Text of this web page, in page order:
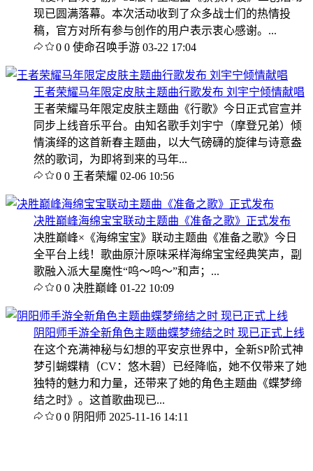
现已圆满落幕。本次活动收到了众多战士们的热情投
稿，官方对所有参与创作的用户表示衷心感谢。...
0 0 使命召唤手游 03-22 17:04
王者荣耀马年限定皮肤主题曲行歌发布 刘宇宁倾情献唱
王者荣耀马年限定皮肤主题曲《行歌》今日正式官宣并
同步上线音乐平台。由知名歌手刘宇宁（摩登兄弟）倾
情演绎的这首新春主题曲，以大气磅礴的旋律与诗意盎
然的歌词，为即将到来的马年...
0 0 王者荣耀 02-06 10:56
决胜巅峰海绵宝宝联动主题曲《准备之歌》正式发布
决胜巅峰×《海绵宝宝》联动主题曲《准备之歌》今日
全平台上线！歌曲原汁原味采样海绵宝宝经典笑声，副
歌融入派大星魔性“呜～呜～”和声；...
0 0 决胜巅峰 01-22 10:09
阴阳师手游全新角色主题曲蝶梦缔结之时 现已正式上线
在这个充满神秘与幻想的平安京世界中，全新SP阶式神
梦引蝴蝶精（CV：悠木碧）已经降临，她不仅带来了她
独特的魅力和力量，还带来了她的角色主题曲《蝶梦缔
结之时》。这首歌曲现已...
0 0 阴阳师 2025-11-16 14:11